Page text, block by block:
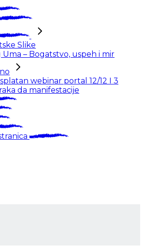
Slike
– Bogatstvo, uspeh i mir
webinar portal 12/12 I 3
da manifestacije